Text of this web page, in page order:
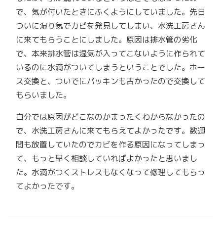
で、気が付いたときにふくようにしていました。先日
ついに湿り気でカビを発見してしまい、水洗工房さん
に来てもらうことにしました。原因は排水管の劣化
で、本来排水管は湿気が入ってこないように作られて
いるのに水滴がついてしまうということでした。ホー
ス交換と、ついでにパッキンも古かったので交換して
もらいました。
自分では原因がどこなのかまったくわからなかったの
で、水洗工房さんに来てもらえてよかったです。数週
間も放置していたのでカビを作る原因になってしまっ
て、もっと早く相談していればよかったと思いまし
た。水滴がつくストレスもなくなって修理してもらっ
てよかったです。